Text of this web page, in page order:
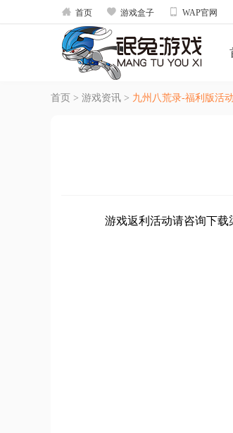
 首页  游戏盒子  WAP官网
首页 > 游戏资讯 > 九州八荒录-福利版活动
游戏返利活动请咨询下载